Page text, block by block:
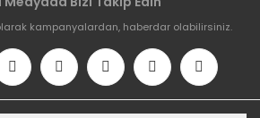
kampanyalardan, haberdar olabilirsiniz.